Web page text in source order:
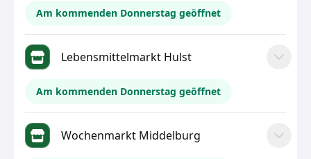
Am kommenden Donnerstag geöffnet
Lebensmittelmarkt Hulst
Am kommenden Donnerstag geöffnet
Wochenmarkt Middelburg